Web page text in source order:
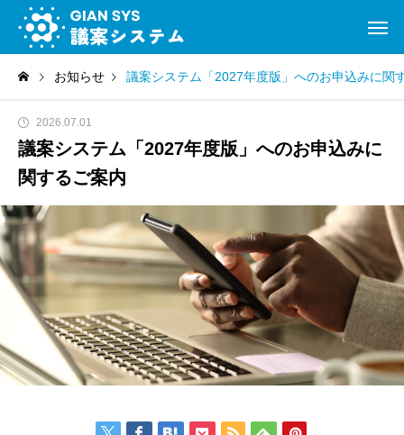
お知らせ 議案システム「2027年度版」へのお申込みに関
2026.07.01
議案システム「2027年度版」へのお申込みに
関するご案内